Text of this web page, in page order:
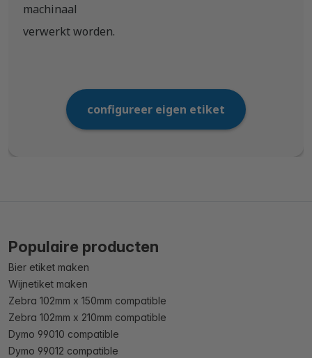
machinaal
verwerkt worden.
configureer eigen etiket
Populaire producten
Bier etiket maken
Wijnetiket maken
Zebra 102mm x 150mm compatible
Zebra 102mm x 210mm compatible
Dymo 99010 compatible
Dymo 99012 compatible